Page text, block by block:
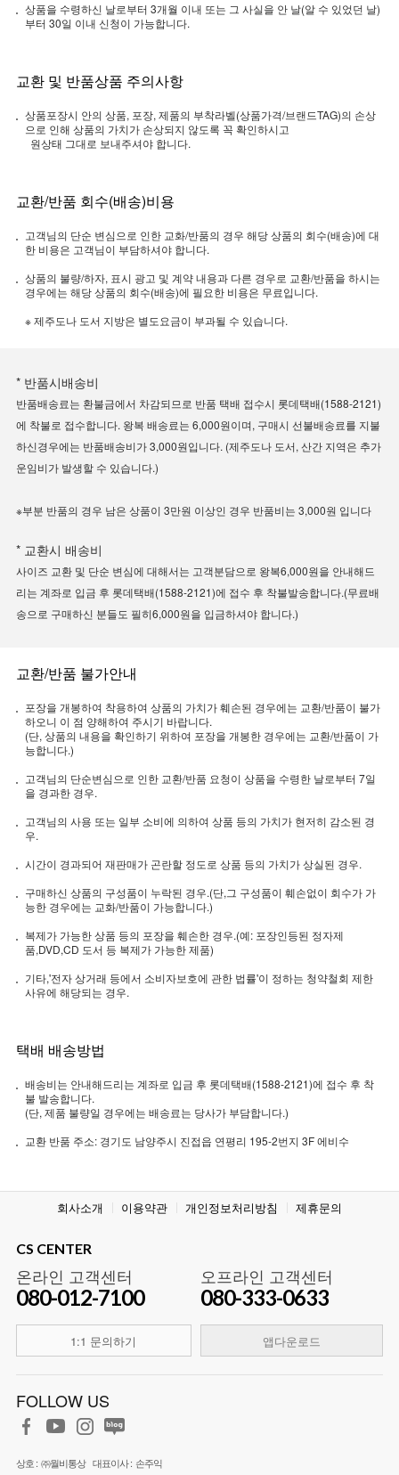
상품을 수령하신 날로부터 3개월 이내 또는 그 사실을 안 날(알 수 있었던 날)
부터 30일 이내 신청이 가능합니다.
교환 및 반품상품 주의사항
상품포장시 안의 상품, 포장, 제품의 부착라벨(상품가격/브랜드TAG)의 손상
으로 인해 상품의 가치가 손상되지 않도록 꼭 확인하시고
원상태 그대로 보내주셔야 합니다.
교환/반품 회수(배송)비용
고객님의 단순 변심으로 인한 교화/반품의 경우 해당 상품의 회수(배송)에 대
한 비용은 고객님이 부담하셔야 합니다.
상품의 불량/하자, 표시 광고 및 계약 내용과 다른 경우로 교환/반품을 하시는
경우에는 해당 상품의 회수(배송)에 필요한 비용은 무료입니다.
※ 제주도나 도서 지방은 별도요금이 부과될 수 있습니다.
* 반품시배송비
반품배송료는 환불금에서 차감되므로 반품 택배 접수시 롯데택배(1588-2121)
에 착불로 접수합니다. 왕복 배송료는 6,000원이며, 구매시 선불배송료를 지불
하신경우에는 반품배송비가 3,000원입니다. (제주도나 도서, 산간 지역은 추가
운임비가 발생할 수 있습니다.)
※부분 반품의 경우 남은 상품이 3만원 이상인 경우 반품비는 3,000원 입니다
* 교환시 배송비
사이즈 교환 및 단순 변심에 대해서는 고객분담으로 왕복6,000원을 안내해드
리는 계좌로 입금 후 롯데택배(1588-2121)에 접수 후 착불발송합니다.(무료배
송으로 구매하신 분들도 필히6,000원을 입금하셔야 합니다.)
교환/반품 불가안내
포장을 개봉하여 착용하여 상품의 가치가 훼손된 경우에는 교환/반품이 불가
하오니 이 점 양해하여 주시기 바랍니다.
(단, 상품의 내용을 확인하기 위하여 포장을 개봉한 경우에는 교환/반품이 가
능합니다.)
고객님의 단순변심으로 인한 교환/반품 요청이 상품을 수령한 날로부터 7일
을 경과한 경우.
고객님의 사용 또는 일부 소비에 의하여 상품 등의 가치가 현저히 감소된 경
우.
시간이 경과되어 재판매가 곤란할 정도로 상품 등의 가치가 상실된 경우.
구매하신 상품의 구성품이 누락된 경우.(단,그 구성품이 훼손없이 회수가 가
능한 경우에는 교화/반품이 가능합니다.)
복제가 가능한 상품 등의 포장을 훼손한 경우.(예: 포장인등된 정자제
품,DVD,CD 도서 등 복제가 가능한 제품)
기타,'전자 상거래 등에서 소비자보호에 관한 법률'이 정하는 청약철회 제한
사유에 해당되는 경우.
택배 배송방법
배송비는 안내해드리는 계좌로 입금 후 롯데택배(1588-2121)에 접수 후 착
불 발송합니다.
(단, 제품 불량일 경우에는 배송료는 당사가 부담합니다.)
교환 반품 주소: 경기도 남양주시 진접읍 연평리 195-2번지 3F 에비수
회사소개 이용약관 개인정보처리방침 제휴문의
CS CENTER
온라인 고객센터
080-012-7100
1:1 문의하기
오프라인 고객센터
080-333-0633
앱다운로드
FOLLOW US
상호 : ㈜월비통상 대표이사 : 손주익